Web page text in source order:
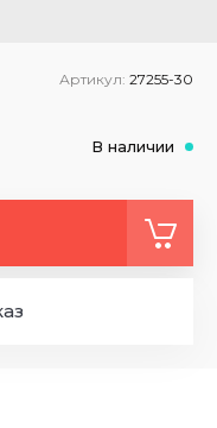
Артикул: 27255-30
В наличии